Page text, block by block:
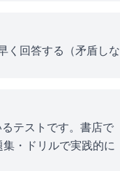
く回答する（矛盾しな
テストです。書店で
・ドリルで実践的に